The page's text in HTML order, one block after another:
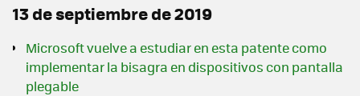
13 de septiembre de 2019
Microsoft vuelve a estudiar en esta patente como
implementar la bisagra en dispositivos con pantalla
plegable